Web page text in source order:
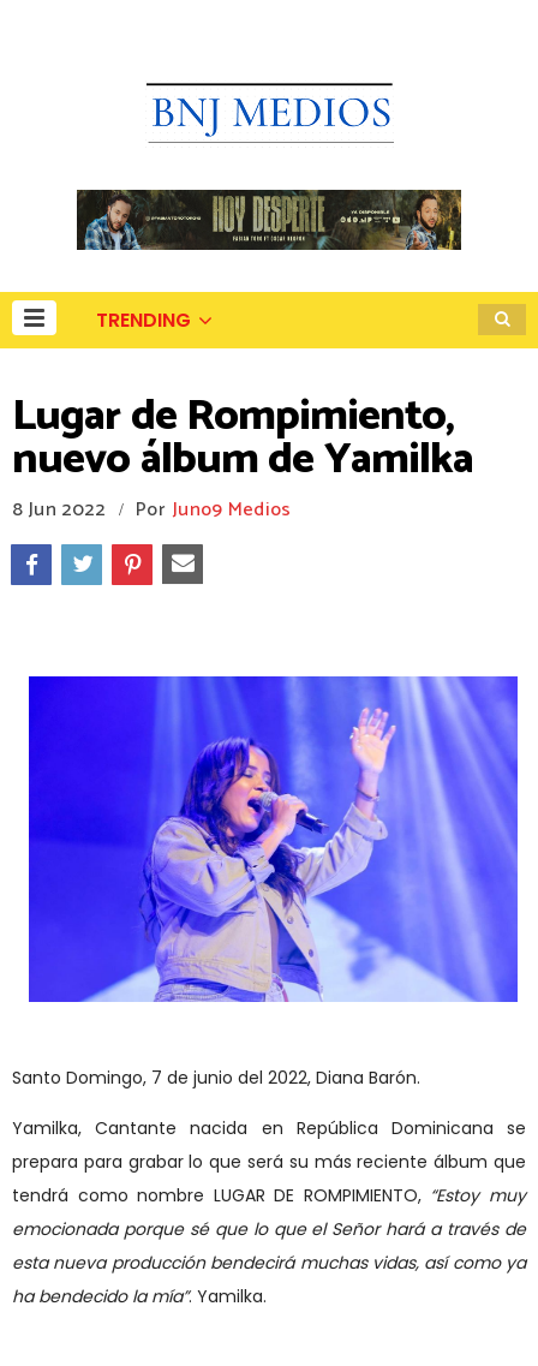
TRENDING
Lugar de Rompimiento,
nuevo álbum de Yamilka
8 Jun 2022 / Por Juno9 Medios
Santo Domingo, 7 de junio del 2022, Diana Barón.
Yamilka, Cantante nacida en República Dominicana se
prepara para grabar lo que será su más reciente álbum que
tendrá como nombre LUGAR DE ROMPIMIENTO, “Estoy muy
emocionada porque sé que lo que el Señor hará a través de
esta nueva producción bendecirá muchas vidas, así como ya
ha bendecido la mía”. Yamilka.